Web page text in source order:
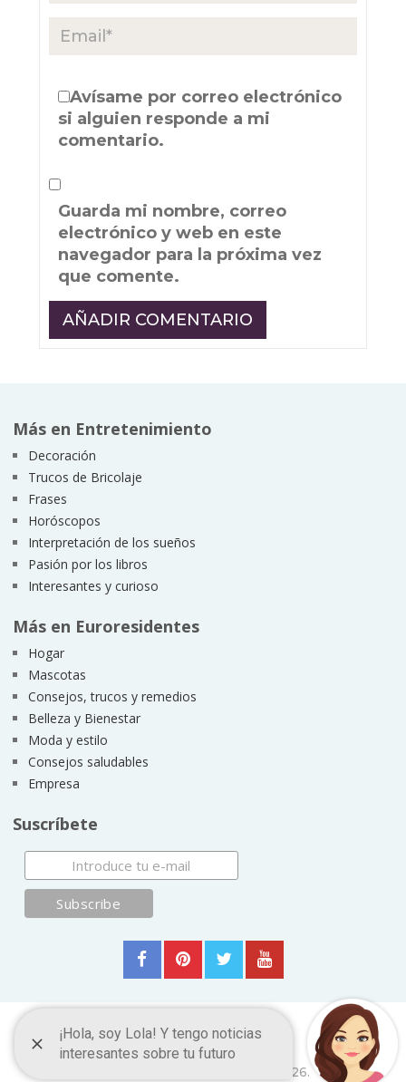
Avísame por correo electrónico
si alguien responde a mi
comentario.
Guarda mi nombre, correo
electrónico y web en este
navegador para la próxima vez
que comente.
Más en Entretenimiento
Decoración
Trucos de Bricolaje
Frases
Horóscopos
Interpretación de los sueños
Pasión por los libros
Interesantes y curioso
Más en Euroresidentes
Hogar
Mascotas
Consejos, trucos y remedios
Belleza y Bienestar
Moda y estilo
Consejos saludables
Empresa
Suscríbete
Copyright © 2026.